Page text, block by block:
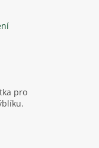
pro